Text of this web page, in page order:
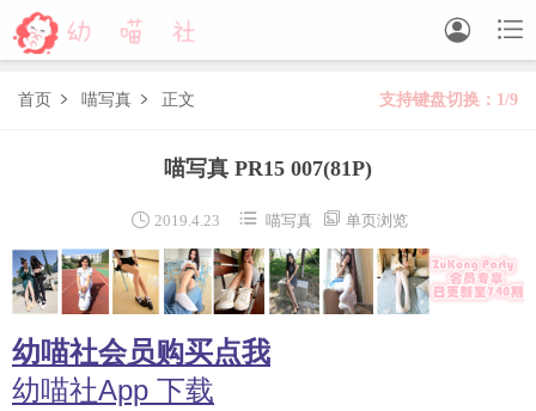


FREE LOVEPLUS R15 SSR
森萝财团视频
木花琳琳是勇者写真 木花琳琳是勇者视频
首页  喵写真  正文 支持键盘切换：1/9
喵写真 PR15 007(81P)
 2019.4.23  喵写真  单页浏览
幼喵社会员购买点我
幼喵社App 下载